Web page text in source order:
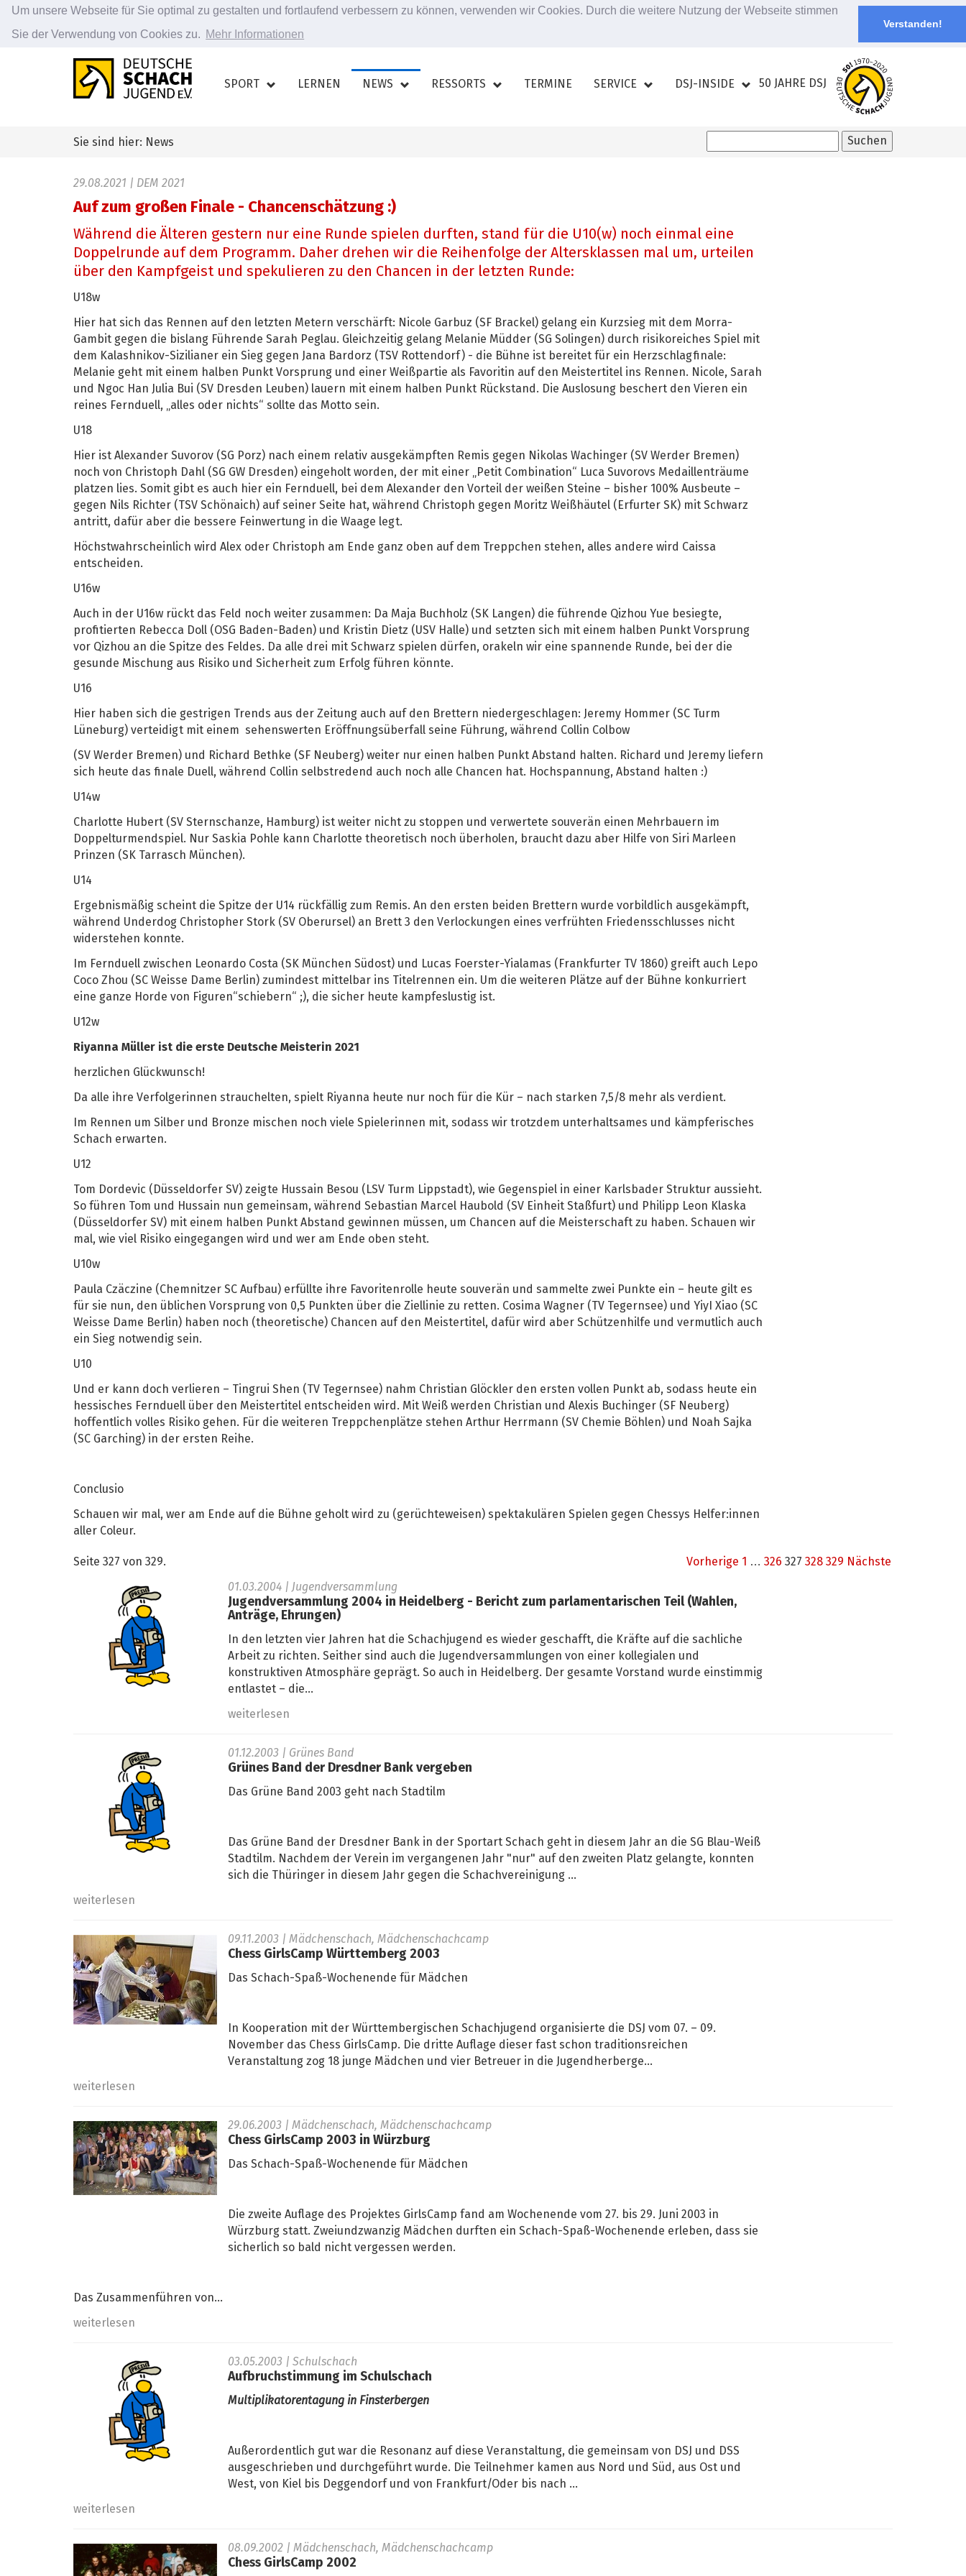
Um unsere Webseite für Sie optimal zu gestalten und fortlaufend verbessern zu können, verwenden wir Cookies. Durch die weitere Nutzung der Webseite stimmen
Sie der Verwendung von Cookies zu. Mehr Informationen
Verstanden!
SPORT LERNEN NEWS RESSORTS TERMINE SERVICE DSJ-INSIDE 50 JAHRE DSJ
Sie sind hier: News
29.08.2021 | DEM 2021
Auf zum großen Finale - Chancenschätzung :)
Während die Älteren gestern nur eine Runde spielen durften, stand für die U10(w) noch einmal eine
Doppelrunde auf dem Programm. Daher drehen wir die Reihenfolge der Altersklassen mal um, urteilen
über den Kampfgeist und spekulieren zu den Chancen in der letzten Runde:
U18w
Hier hat sich das Rennen auf den letzten Metern verschärft: Nicole Garbuz (SF Brackel) gelang ein Kurzsieg mit dem Morra-
Gambit gegen die bislang Führende Sarah Peglau. Gleichzeitig gelang Melanie Müdder (SG Solingen) durch risikoreiches Spiel mit
dem Kalashnikov-Sizilianer ein Sieg gegen Jana Bardorz (TSV Rottendorf) - die Bühne ist bereitet für ein Herzschlagfinale:
Melanie geht mit einem halben Punkt Vorsprung und einer Weißpartie als Favoritin auf den Meistertitel ins Rennen. Nicole, Sarah
und Ngoc Han Julia Bui (SV Dresden Leuben) lauern mit einem halben Punkt Rückstand. Die Auslosung beschert den Vieren ein
reines Fernduell, „alles oder nichts“ sollte das Motto sein.
U18
Hier ist Alexander Suvorov (SG Porz) nach einem relativ ausgekämpften Remis gegen Nikolas Wachinger (SV Werder Bremen)
noch von Christoph Dahl (SG GW Dresden) eingeholt worden, der mit einer „Petit Combination“ Luca Suvorovs Medaillenträume
platzen lies. Somit gibt es auch hier ein Fernduell, bei dem Alexander den Vorteil der weißen Steine – bisher 100% Ausbeute –
gegen Nils Richter (TSV Schönaich) auf seiner Seite hat, während Christoph gegen Moritz Weißhäutel (Erfurter SK) mit Schwarz
antritt, dafür aber die bessere Feinwertung in die Waage legt.
Höchstwahrscheinlich wird Alex oder Christoph am Ende ganz oben auf dem Treppchen stehen, alles andere wird Caissa
entscheiden.
U16w
Auch in der U16w rückt das Feld noch weiter zusammen: Da Maja Buchholz (SK Langen) die führende Qizhou Yue besiegte,
profitierten Rebecca Doll (OSG Baden-Baden) und Kristin Dietz (USV Halle) und setzten sich mit einem halben Punkt Vorsprung
vor Qizhou an die Spitze des Feldes. Da alle drei mit Schwarz spielen dürfen, orakeln wir eine spannende Runde, bei der die
gesunde Mischung aus Risiko und Sicherheit zum Erfolg führen könnte.
U16
Hier haben sich die gestrigen Trends aus der Zeitung auch auf den Brettern niedergeschlagen: Jeremy Hommer (SC Turm
Lüneburg) verteidigt mit einem sehenswerten Eröffnungsüberfall seine Führung, während Collin Colbow
(SV Werder Bremen) und Richard Bethke (SF Neuberg) weiter nur einen halben Punkt Abstand halten. Richard und Jeremy liefern
sich heute das finale Duell, während Collin selbstredend auch noch alle Chancen hat. Hochspannung, Abstand halten :)
U14w
Charlotte Hubert (SV Sternschanze, Hamburg) ist weiter nicht zu stoppen und verwertete souverän einen Mehrbauern im
Doppelturmendspiel. Nur Saskia Pohle kann Charlotte theoretisch noch überholen, braucht dazu aber Hilfe von Siri Marleen
Prinzen (SK Tarrasch München).
U14
Ergebnismäßig scheint die Spitze der U14 rückfällig zum Remis. An den ersten beiden Brettern wurde vorbildlich ausgekämpft,
während Underdog Christopher Stork (SV Oberursel) an Brett 3 den Verlockungen eines verfrühten Friedensschlusses nicht
widerstehen konnte.
Im Fernduell zwischen Leonardo Costa (SK München Südost) und Lucas Foerster-Yialamas (Frankfurter TV 1860) greift auch Lepo
Coco Zhou (SC Weisse Dame Berlin) zumindest mittelbar ins Titelrennen ein. Um die weiteren Plätze auf der Bühne konkurriert
eine ganze Horde von Figuren“schiebern“ ;), die sicher heute kampfeslustig ist.
U12w
Riyanna Müller ist die erste Deutsche Meisterin 2021
herzlichen Glückwunsch!
Da alle ihre Verfolgerinnen strauchelten, spielt Riyanna heute nur noch für die Kür – nach starken 7,5/8 mehr als verdient.
Im Rennen um Silber und Bronze mischen noch viele Spielerinnen mit, sodass wir trotzdem unterhaltsames und kämpferisches
Schach erwarten.
U12
Tom Dordevic (Düsseldorfer SV) zeigte Hussain Besou (LSV Turm Lippstadt), wie Gegenspiel in einer Karlsbader Struktur aussieht.
So führen Tom und Hussain nun gemeinsam, während Sebastian Marcel Haubold (SV Einheit Staßfurt) und Philipp Leon Klaska
(Düsseldorfer SV) mit einem halben Punkt Abstand gewinnen müssen, um Chancen auf die Meisterschaft zu haben. Schauen wir
mal, wie viel Risiko eingegangen wird und wer am Ende oben steht.
U10w
Paula Czäczine (Chemnitzer SC Aufbau) erfüllte ihre Favoritenrolle heute souverän und sammelte zwei Punkte ein – heute gilt es
für sie nun, den üblichen Vorsprung von 0,5 Punkten über die Ziellinie zu retten. Cosima Wagner (TV Tegernsee) und YiyI Xiao (SC
Weisse Dame Berlin) haben noch (theoretische) Chancen auf den Meistertitel, dafür wird aber Schützenhilfe und vermutlich auch
ein Sieg notwendig sein.
U10
Und er kann doch verlieren – Tingrui Shen (TV Tegernsee) nahm Christian Glöckler den ersten vollen Punkt ab, sodass heute ein
hessisches Fernduell über den Meistertitel entscheiden wird. Mit Weiß werden Christian und Alexis Buchinger (SF Neuberg)
hoffentlich volles Risiko gehen. Für die weiteren Treppchenplätze stehen Arthur Herrmann (SV Chemie Böhlen) und Noah Sajka
(SC Garching) in der ersten Reihe.
Conclusio
Schauen wir mal, wer am Ende auf die Bühne geholt wird zu (gerüchteweisen) spektakulären Spielen gegen Chessys Helfer:innen
aller Coleur.
Seite 327 von 329. Vorherige 1 … 326 327 328 329 Nächste
01.03.2004 | Jugendversammlung
Jugendversammlung 2004 in Heidelberg - Bericht zum parlamentarischen Teil (Wahlen,
Anträge, Ehrungen)
In den letzten vier Jahren hat die Schachjugend es wieder geschafft, die Kräfte auf die sachliche
Arbeit zu richten. Seither sind auch die Jugendversammlungen von einer kollegialen und
konstruktiven Atmosphäre geprägt. So auch in Heidelberg. Der gesamte Vorstand wurde einstimmig
entlastet – die...
weiterlesen
01.12.2003 | Grünes Band
Grünes Band der Dresdner Bank vergeben
Das Grüne Band 2003 geht nach Stadtilm
Das Grüne Band der Dresdner Bank in der Sportart Schach geht in diesem Jahr an die SG Blau-Weiß
Stadtilm. Nachdem der Verein im vergangenen Jahr "nur" auf den zweiten Platz gelangte, konnten
sich die Thüringer in diesem Jahr gegen die Schachvereinigung ...
weiterlesen
09.11.2003 | Mädchenschach, Mädchenschachcamp
Chess GirlsCamp Württemberg 2003
Das Schach-Spaß-Wochenende für Mädchen
In Kooperation mit der Württembergischen Schachjugend organisierte die DSJ vom 07. – 09.
November das Chess GirlsCamp. Die dritte Auflage dieser fast schon traditionsreichen
Veranstaltung zog 18 junge Mädchen und vier Betreuer in die Jugendherberge...
weiterlesen
29.06.2003 | Mädchenschach, Mädchenschachcamp
Chess GirlsCamp 2003 in Würzburg
Das Schach-Spaß-Wochenende für Mädchen
Die zweite Auflage des Projektes GirlsCamp fand am Wochenende vom 27. bis 29. Juni 2003 in
Würzburg statt. Zweiundzwanzig Mädchen durften ein Schach-Spaß-Wochenende erleben, dass sie
sicherlich so bald nicht vergessen werden.
Das Zusammenführen von...
weiterlesen
03.05.2003 | Schulschach
Aufbruchstimmung im Schulschach
Multiplikatorentagung in Finsterbergen
Außerordentlich gut war die Resonanz auf diese Veranstaltung, die gemeinsam von DSJ und DSS
ausgeschrieben und durchgeführt wurde. Die Teilnehmer kamen aus Nord und Süd, aus Ost und
West, von Kiel bis Deggendorf und von Frankfurt/Oder bis nach ...
weiterlesen
08.09.2002 | Mädchenschach, Mädchenschachcamp
Chess GirlsCamp 2002